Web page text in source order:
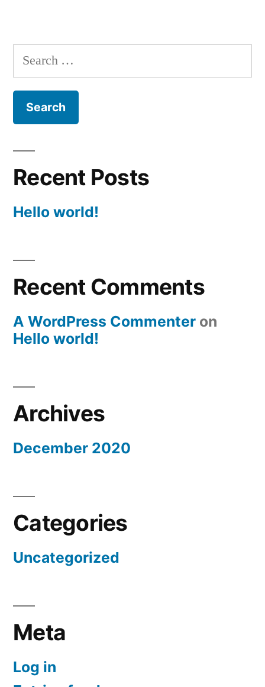
Search
for:
Recent Posts
Hello world!
Recent Comments
A WordPress Commenter on
Hello world!
Archives
December 2020
Categories
Uncategorized
Meta
Log in